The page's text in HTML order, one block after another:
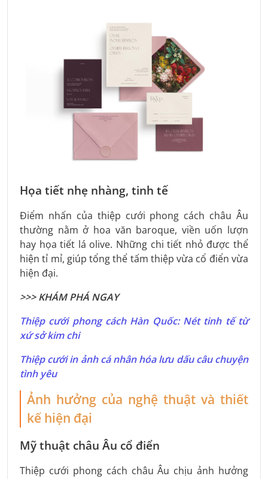
Họa tiết nhẹ nhàng, tinh tế
Điểm nhấn của thiệp cưới phong cách châu Âu
thường nằm ở hoa văn baroque, viền uốn lượn
hay họa tiết lá olive. Những chi tiết nhỏ được thể
hiện tỉ mỉ, giúp tổng thể tấm thiệp vừa cổ điển vừa
hiện đại.
>>> KHÁM PHÁ NGAY
Thiệp cưới phong cách Hàn Quốc: Nét tinh tế từ
xứ sở kim chi
Thiệp cưới in ảnh cá nhân hóa lưu dấu câu chuyện
tình yêu
Ảnh hưởng của nghệ thuật và thiết
kế hiện đại
Mỹ thuật châu Âu cổ điển
Thiệp cưới phong cách châu Âu chịu ảnh hưởng